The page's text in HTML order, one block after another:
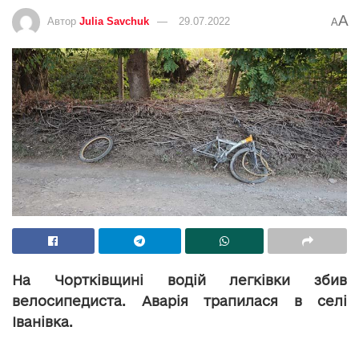
Автор Julia Savchuk 29.07.2022 AA
На Чортківщині водій легківки збив
велосипедиста. Аварія трапилася в селі
Іванівка.